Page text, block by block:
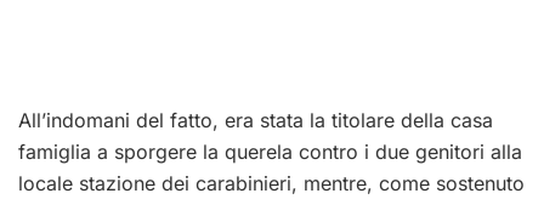
All’indomani del fatto, era stata la titolare della casa
famiglia a sporgere la querela contro i due genitori alla
locale stazione dei carabinieri, mentre, come sostenuto